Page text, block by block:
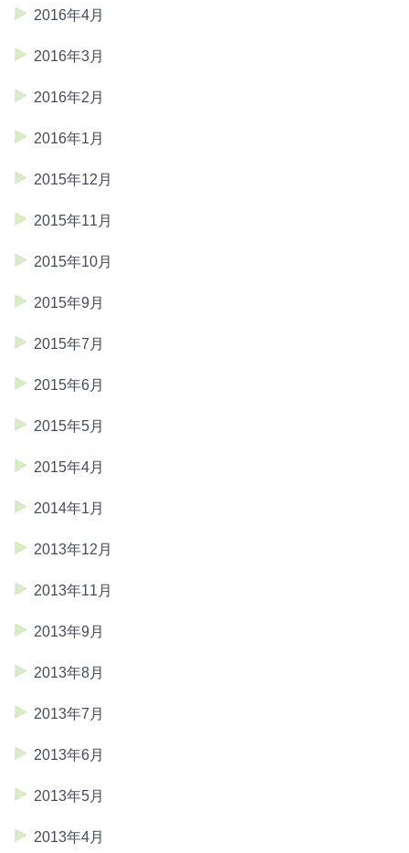
2016年4月
2016年3月
2016年2月
2016年1月
2015年12月
2015年11月
2015年10月
2015年9月
2015年7月
2015年6月
2015年5月
2015年4月
2014年1月
2013年12月
2013年11月
2013年9月
2013年8月
2013年7月
2013年6月
2013年5月
2013年4月